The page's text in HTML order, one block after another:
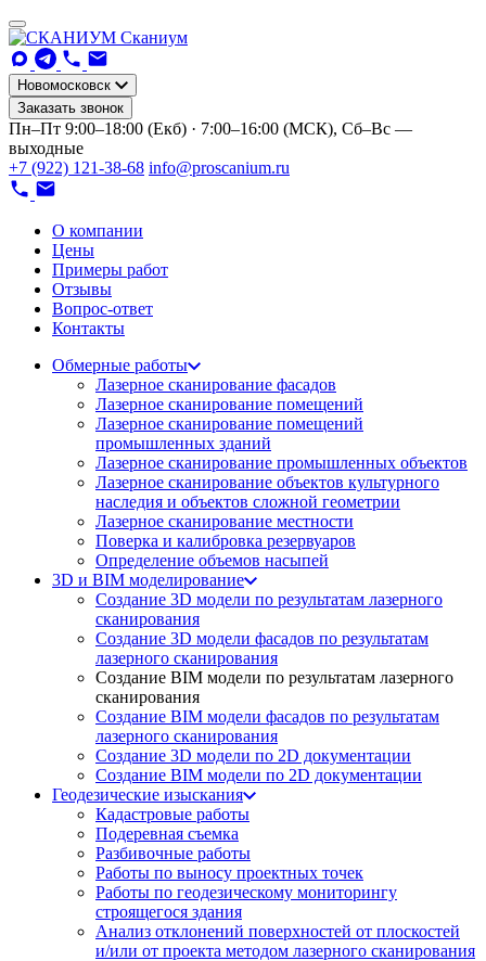
Сканиум
Новомосковск
Заказать звонок
Пн–Пт 9:00–18:00 (Екб) · 7:00–16:00 (МСК), Сб–Вс —
выходные
+7 (922) 121-38-68 info@proscanium.ru
О компании
Цены
Примеры работ
Отзывы
Вопрос-ответ
Контакты
Обмерные работы
Лазерное сканирование фасадов
Лазерное сканирование помещений
Лазерное сканирование помещений
промышленных зданий
Лазерное сканирование промышленных объектов
Лазерное сканирование объектов культурного
наследия и объектов сложной геометрии
Лазерное сканирование местности
Поверка и калибровка резервуаров
Определение объемов насы​​пей
3D и BIM моделирование
Создание 3D модели по результатам лазерного
сканирования
Создание 3D модели фасадов по результатам
лазерного сканирования
Создание BIM модели по результатам лазерного
сканирования
Создание BIM модели фасадов по результатам
лазерного сканирования
Создание 3D модели по 2D документации
Создание BIM модели по 2D документации
Геодезические изыскания
Кадастровые работы
Подеревная съемка
Разбивочные работы
Работы по выносу проектных точек
Работы по геодезическому мониторингу
строящегося здания
Анализ отклонений поверхностей от плоскостей
и/или от проекта методом лазерного сканирования